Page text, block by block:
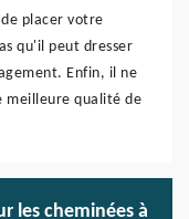
placer votre
qu'il peut dresser
Enfin, il ne
meilleure qualité de
les cheminées à